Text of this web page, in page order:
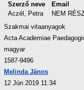
Szerző neve Email
Aczél, Petra
NEM
Szakmai vitaanyagok
Acta Academiae
magyar
1587-9496
Melinda János
12 Jún 2019 11:34